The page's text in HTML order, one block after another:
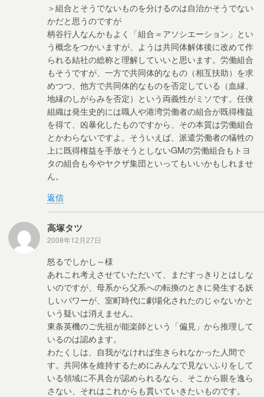
＞組合とそうでないものを分けるのは自治かそうでない
かだと思うのですが
柄谷行人なんかもよく「組合＝アソシエーション」とい
う概念をつかいますが、ようは共同体解体後に改めて作
られる結社の総称と理解していいと思います。労働組合
もそうですが、一方で共同体的なもの（相互扶助）を求
めつつ、他方で共同体的なものを否定している（血縁、
地縁のしがらみを否定）という両義性がミソです。任侠
組織は発生史的には職人や港湾労働者の組合が既得権益
を得て、凶暴化したものですから、その本質は労働組合
とかわらないですよ。そういえば、派遣労働者の犠牲の
上に既得権益を手放そうとしないGMの労働組合もトヨ
タの組合も今やヤクザ集団といってもいいかもしれませ
ん。
返信
高塚タツ
2008年12月27日
怒るでしかし～様
あれこれ考えさせていただいて、まだすっきりとはしな
いのですが、母系から父系への転換のときに発生する妖
しいパワーが、室町時代に劇場化されたのじゃないかと
いう疑いは消えません。
東条英機のご先祖が能楽師という「偏見」から推理して
いるのは認めます。
わたくしは、自我がなければ生きられなかった人間で
す。共同体を維持するためにみんなで見ないふりをして
いる領域に不具合が認められるなら、そこから眼を逸ら
さない、それはこれからも貫いていきたいものです。